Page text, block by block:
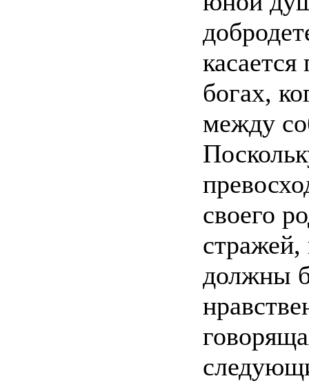
богах,
между
своего
должны